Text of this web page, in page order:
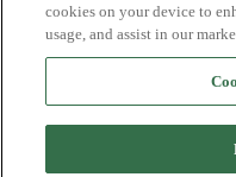
Nyhetsbrev
Ledige stillinger
Send inn manus
cookies on your device to
usage, and assist in our